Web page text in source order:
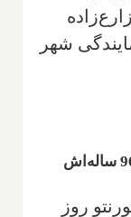
شهر
دختر تورنتویی برای قصور و قتل مادر 96 ساله‌اش
روز